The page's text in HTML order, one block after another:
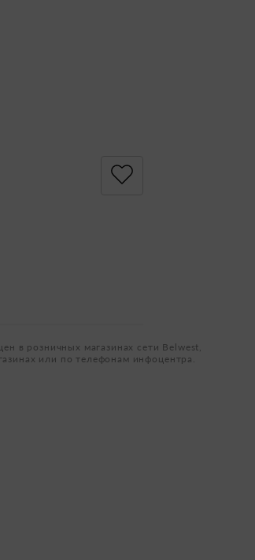
в розничных магазинах сети Belwest,
или по телефонам инфоцентра.